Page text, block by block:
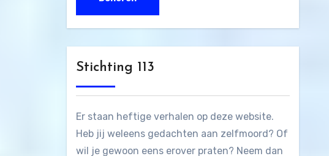
Stichting 113
Er staan heftige verhalen op deze website.
Heb jij weleens gedachten aan zelfmoord? Of
wil je gewoon eens erover praten? Neem dan